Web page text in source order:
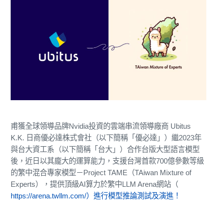
甫獲全球領導品牌Nvidia投資的雲端串流領導廠商 Ubitus
K.K. 日商優必達株式會社（以下簡稱「優必達」）繼2023年
與台大資工系（以下簡稱「台大」）合作台版大型語言模型
後，近日以其龐大的運算能力，支援台灣首款700億參數等級
的繁中混合專家模型－Project TAME（TAiwan Mixture of
Experts），提供頂級AI算力於繁中LLM Arena網站（
https://arena.twllm.com/）進行模型推論測試及演進！